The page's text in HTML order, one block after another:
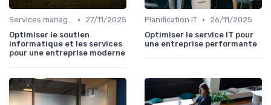
Services managés •
27/11/2025
Optimiser le soutien
informatique et les services
pour une entreprise moderne
Planification IT •
26/11/2025
Optimiser le service IT pour
une entreprise performante